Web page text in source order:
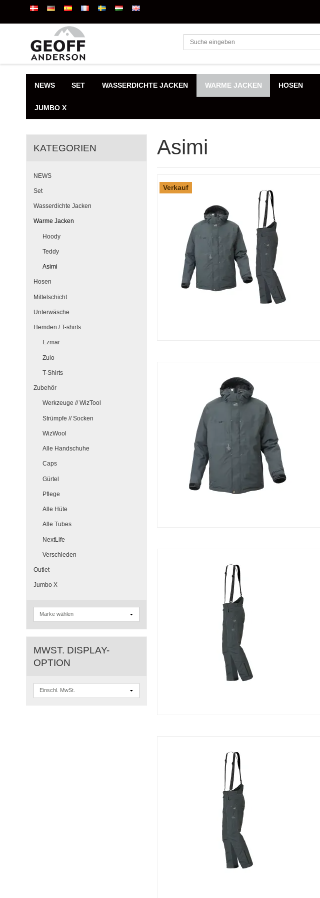
NEWS SET WASSERDICHTE JACKEN WARME JACKEN HOSEN
JUMBO X
KATEGORIEN
NEWS
Set
Wasserdichte Jacken
Warme Jacken
Hoody
Teddy
Asimi
Hosen
Mittelschicht
Unterwäsche
Hemden / T-shirts
Ezmar
Zulo
T-Shirts
Zubehör
Werkzeuge // WizTool
Strümpfe // Socken
WizWool
Alle Handschuhe
Caps
Gürtel
Pflege
Alle Hüte
Alle Tubes
NextLife
Verschieden
Outlet
Jumbo X
MWST. DISPLAY-
OPTION
Asimi
Verkauf